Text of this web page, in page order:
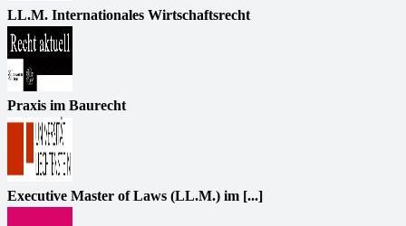
LL.M. Internationales Wirtschaftsrecht
Praxis im Baurecht
Executive Master of Laws (LL.M.) im [...]